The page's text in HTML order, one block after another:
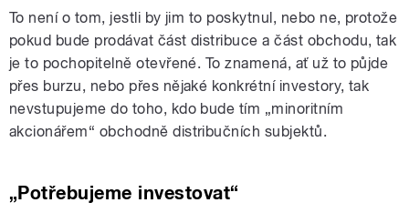
To není o tom, jestli by jim to poskytnul, nebo ne, protože
pokud bude prodávat část distribuce a část obchodu, tak
je to pochopitelně otevřené. To znamená, ať už to půjde
přes burzu, nebo přes nějaké konkrétní investory, tak
nevstupujeme do toho, kdo bude tím „minoritním
akcionářem“ obchodně distribučních subjektů.
„Potřebujeme investovat“